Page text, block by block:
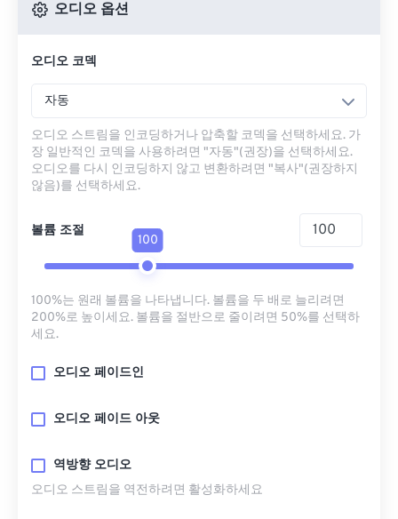
오디오 옵션
오디오 코덱
자동
오디오 스트림을 인코딩하거나 압축할 코덱을 선택하세요. 가
장 일반적인 코덱을 사용하려면 "자동"(권장)을 선택하세요.
오디오를 다시 인코딩하지 않고 변환하려면 "복사"(권장하지
않음)를 선택하세요.
볼륨 조절
100
100%는 원래 볼륨을 나타냅니다. 볼륨을 두 배로 늘리려면
200%로 높이세요. 볼륨을 절반으로 줄이려면 50%를 선택하
세요.
오디오 페이드인
오디오 페이드 아웃
역방향 오디오
오디오 스트림을 역전하려면 활성화하세요